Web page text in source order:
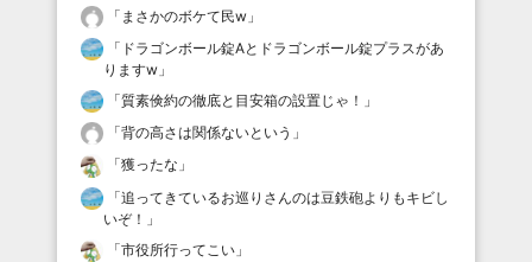
「 まさかのボケて民w 」
「 ドラゴンボール錠Aとドラゴンボール錠プラスがあ
りますw 」
「質素倹約の徹底と目安箱の設置じゃ！ 」
「背の高さは関係ないという 」
「獲ったな 」
「追ってきているお巡りさんのは豆鉄砲よりもキビし
いぞ！ 」
「市役所行ってこい 」